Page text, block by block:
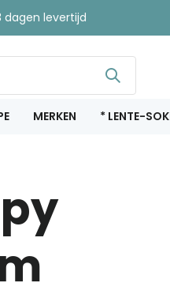
dagen levertijd
MERKEN * LENTE-